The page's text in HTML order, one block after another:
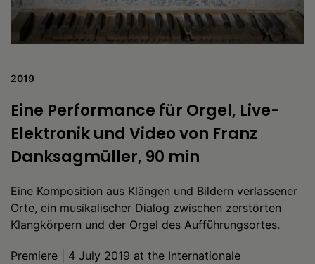
2019
Eine Performance für Orgel, Live-
Elektronik und Video von Franz
Danksagmüller, 90 min
Eine Komposition aus Klängen und Bildern verlassener
Orte, ein musikalischer Dialog zwischen zerstörten
Klangkörpern und der Orgel des Aufführungsortes.
Premiere | 4 July 2019 at the Internationale